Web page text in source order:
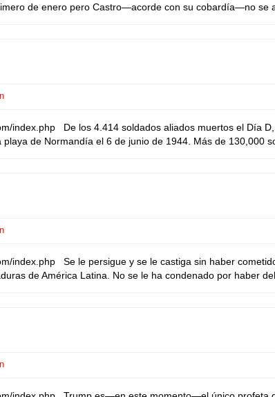
de enero pero Castro—acorde con su cobardía—no se
index.php De los 4.414 soldados aliados muertos el Día
de Normandía el 6 de junio de 1944. Más de 130,000
index.php Se le persigue y se le castiga sin haber
de América Latina. No se le ha condenado por haber